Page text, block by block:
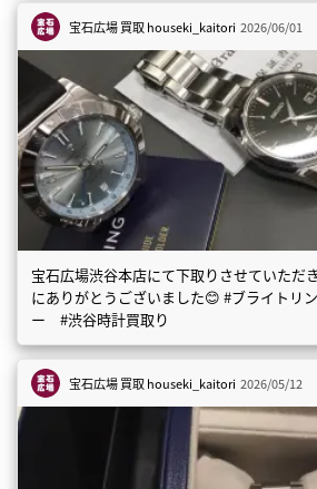
宝石広場 買取houseki_kaitori 2026/06/01
宝石広場渋谷本店にて下取りさせていただ
にありがとうございました😊 #ブライトリ
ー #渋谷時計買取り
宝石広場 買取houseki_kaitori 2026/05/12